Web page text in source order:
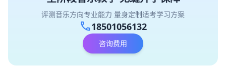
评测音乐方向专业能力 量身定制适考学习方案
call18501056132
咨询费用